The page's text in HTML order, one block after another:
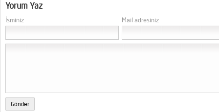
Yorum Yaz
İsminiz Mail adresiniz